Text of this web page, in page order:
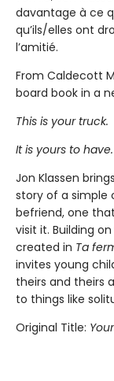
davantage à ce
qu’ils/elles ont
l’amitié.
From Caldecott
board book in a
This is your truck.
It is yours to have.
Jon Klassen
story of a
befriend, one
visit it. Building
created in Ta
invites young
theirs and theirs
to things like
Original Title: